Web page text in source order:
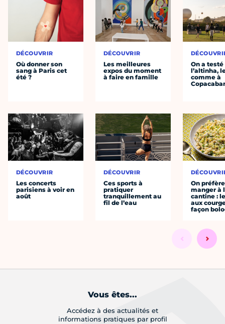
DÉCOUVRIR
Où donner son
sang à Paris cet
été ?
DÉCOUVRIR
Les concerts
parisiens à voir en
août
DÉCOUVRIR
Les meilleures
expos du moment
à faire en famille
DÉCOUVRIR
Ces sports à
pratiquer
tranquillement au
fil de l’eau
On a testé
l’altinha,
comme à
On préfère
manger à
cantine :
aux
façon
Vous êtes...
Accédez à des actualités et
informations pratiques par profil